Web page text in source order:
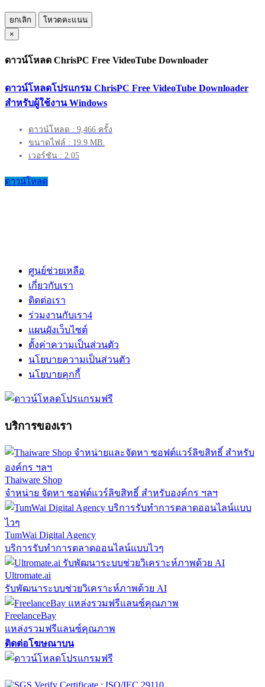
ยกเลิก
โหวตคะแนน
×
ดาวน์โหลด ChrisPC Free VideoTube Downloader
ดาวน์โหลดโปรแกรม ChrisPC Free VideoTube Downloader
สำหรับผู้ใช้งาน Windows
ดาวน์โหลด : 9,466 ครั้ง
ขนาดไฟล์ : 19.9 MB.
เวอร์ชัน : 2.05
ดาวน์โหลด
ศูนย์ช่วยเหลือ
เกี่ยวกับเรา
ติดต่อเรา
ร่วมงานกับเรา4
แผนผังเว็บไซต์
ตั้งค่าความเป็นส่วนตัว
นโยบายความเป็นส่วนตัว
นโยบายคุกกี้
บริการของเรา
Thaiware Shop
จำหน่าย จัดหา ซอฟต์แวร์ลิขสิทธิ์ สำหรับองค์กร ฯลฯ
TumWai Digital Agency
บริการรับทำการตลาดออนไลน์แบบไวๆ
Ultromate.ai
รับพัฒนาระบบช่วยวิเคราะห์ภาพด้วย AI
FreelanceBay
แหล่งรวมฟรีแลนซ์คุณภาพ
ติดต่อโฆษณาบน